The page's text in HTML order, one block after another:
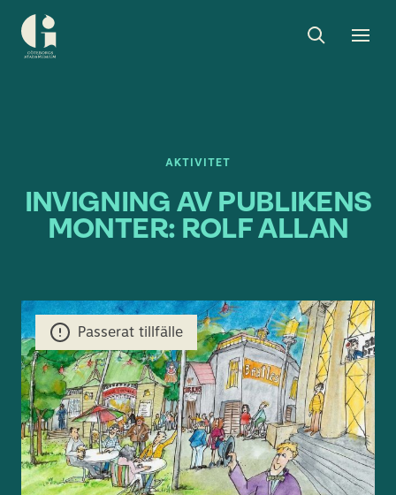
Göteborgs
Toggle
AKTIVITET
INVIGNING AV PUBLIKENS
MONTER: ROLF ALLAN
Passerat tillfälle